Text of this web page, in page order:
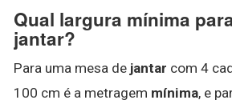
Qual largura mínima
jantar?
Para uma mesa de jantar com 4
100 cm é a metragem mínima, e